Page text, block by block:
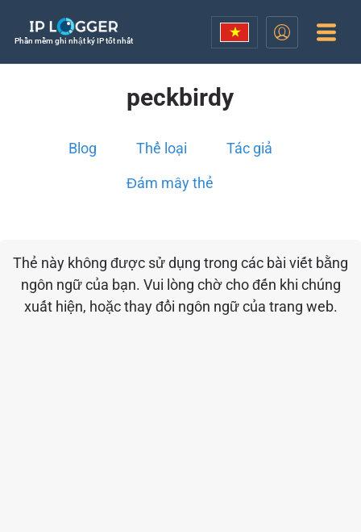
Phần mềm ghi nhật ký IP tốt nhất
peckbirdy
Blog Thể loại Tác giả
Đám mây thẻ